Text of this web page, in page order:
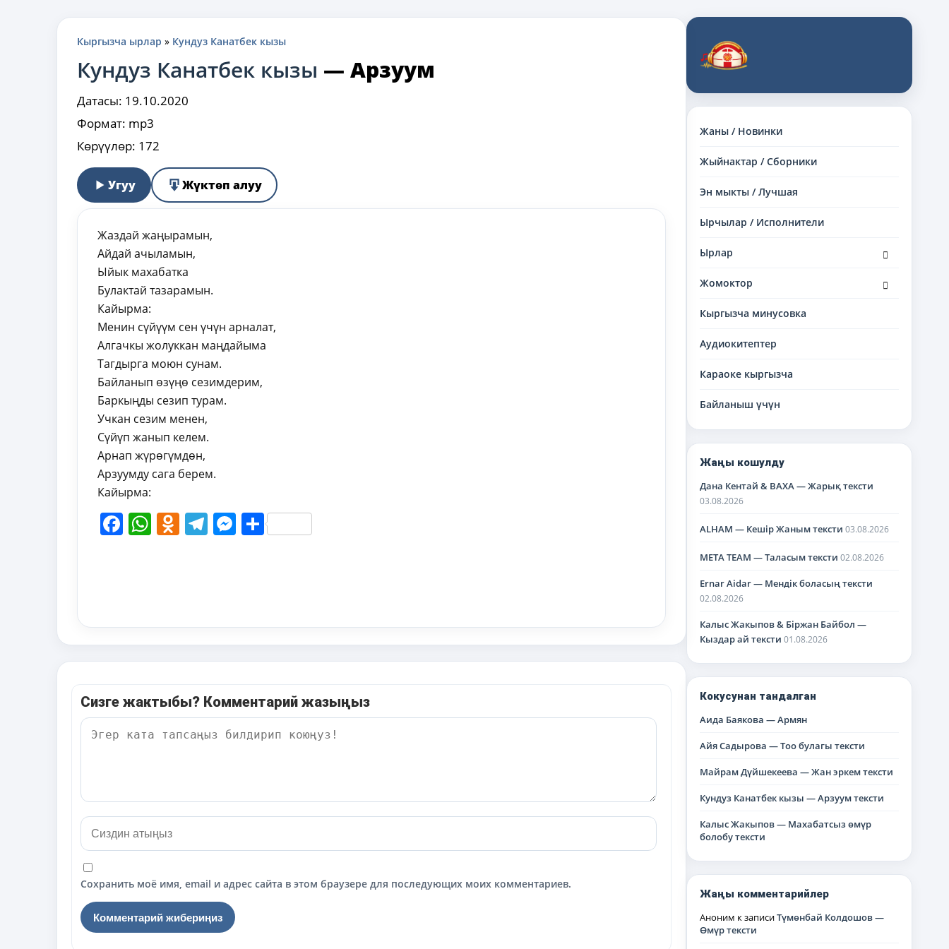
Жаны / Новинки
Жыйнактар / Сборники
Эн мыкты / Лучшая
Ырчылар / Исполнители
Ырлар
дочернее
Жомоктор
дочернее
Кыргызча минусовка
Аудиокитептер
Караоке кыргызча
Байланыш үчүн
Жаңы кошулду
Дана Кентай & BAXA — Жарық тексти
03.08.2026
ALHAM — Кешір Жаным тексти 03.08.2026
META TEAM — Таласым тексти 02.08.2026
Ernar Aidar — Мендік боласың тексти
02.08.2026
Калыс Жакыпов & Біржан Байбол —
Кыздар ай тексти 01.08.2026
Кокусунан тандалган
Аида Баякова — Армян
Айя Садырова — Тоо булагы тексти
Майрам Дүйшекеева — Жан эркем тексти
Кундуз Канатбек кызы — Арзуум тексти
Калыс Жакыпов — Махабатсыз өмүр
болобу тексти
Жаңы комментарийлер
Аноним к записиТүмөнбай Колдошов —
Өмүр тексти
Кыргызча ырлар » Кундуз Канатбек кызы
Кундуз Канатбек кызы — Арзуум
Датасы: 19.10.2020
Формат: mp3
Көрүүлөр: 172
Угуу Жүктөп алуу
Жаздай жаңырамын,
Айдай ачыламын,
Ыйык махабатка
Булактай тазарамын.
Кайырма:
Менин сүйүүм сен үчүн арналат,
Алгачкы жолуккан маңдайыма
Тагдырга моюн сунам.
Байланып өзүңө сезимдерим,
Баркыңды сезип турам.
Учкан сезим менен,
Сүйүп жанып келем.
Арнап жүрөгүмдөн,
Арзуумду сага берем.
Кайырма:
Facebook
WhatsApp
Odnoklassniki
Telegram
Messenger
Share
Сизге жактыбы? Комментарий жазыңыз
Сохранить моё имя, email и адрес сайта в этом браузере для последующих моих комментариев.